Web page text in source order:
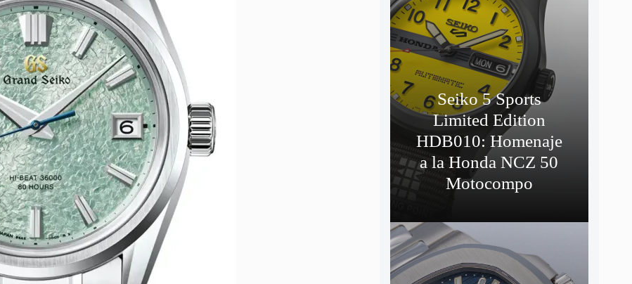
Seiko 5 Sports
Limited Edition
HDB010: Homenaje
a la Honda NCZ 50
Motocompo